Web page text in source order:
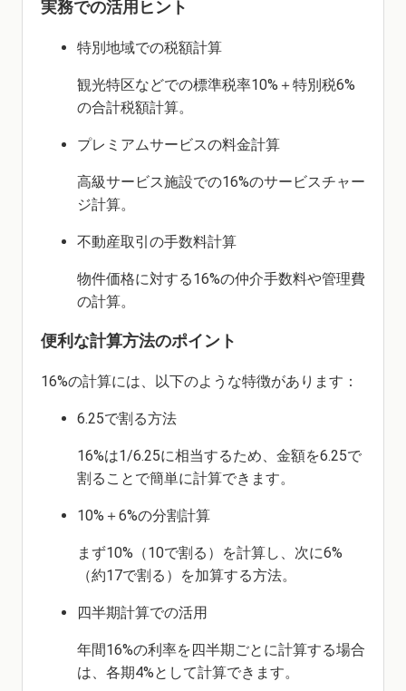
実務での活用ヒント
特別地域での税額計算
観光特区などでの標準税率10%＋特別税6%
の合計税額計算。
プレミアムサービスの料金計算
高級サービス施設での16%のサービスチャー
ジ計算。
不動産取引の手数料計算
物件価格に対する16%の仲介手数料や管理費
の計算。
便利な計算方法のポイント
16%の計算には、以下のような特徴があります：
6.25で割る方法
16%は1/6.25に相当するため、金額を6.25で
割ることで簡単に計算できます。
10%＋6%の分割計算
まず10%（10で割る）を計算し、次に6%
（約17で割る）を加算する方法。
四半期計算での活用
年間16%の利率を四半期ごとに計算する場合
は、各期4%として計算できます。